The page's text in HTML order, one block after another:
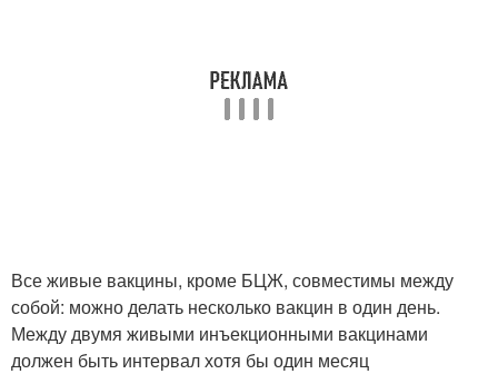
Все живые вакцины, кроме БЦЖ, совместимы между
собой: можно делать несколько вакцин в один день.
Между двумя живыми инъекционными вакцинами
должен быть интервал хотя бы один месяц